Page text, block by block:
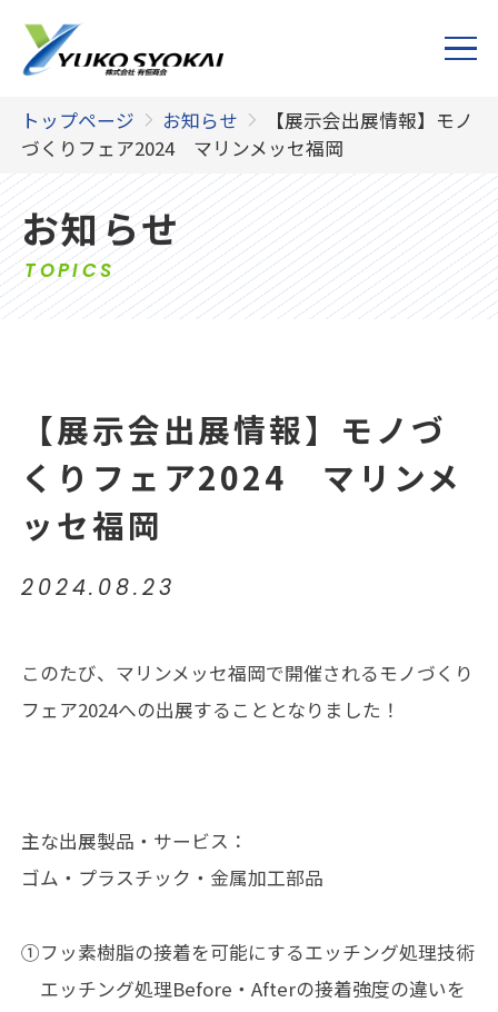
トップページ お知らせ
【展示会出展情報】モノ
づくりフェア2024 マリンメッセ福岡
お知らせ
TOPICS
【展示会出展情報】モノづ
くりフェア2024 マリンメ
ッセ福岡
2024.08.23
このたび、マリンメッセ福岡で開催されるモノづくり
フェア2024への出展することとなりました！
主な出展製品・サービス：
ゴム・プラスチック・金属加工部品
①フッ素樹脂の接着を可能にするエッチング処理技術
エッチング処理Before・Afterの接着強度の違いを